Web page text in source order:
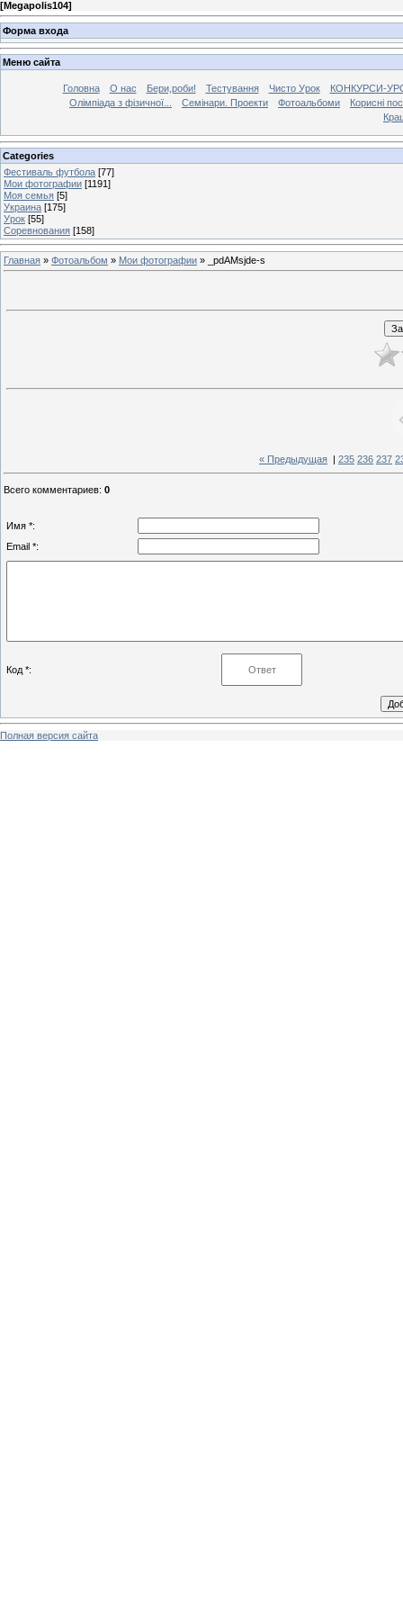
[Megapolis104]
Форма входа
Меню сайта
Головна О нас Бери,роби! Тестування Чисто Урок
КОНКУРСИ-
Олімпіада з фізичної...
Семінари. Проекти Фотоальбоми
Корисні
Categories
Фестиваль футбола [77]
Мои фотографии [1191]
Моя семья [5]
Украина [175]
Урок [55]
Соревнования [158]
Главная » Фотоальбом » Мои фотографии » _pdAMsjde-s
« Предыдущая 235 236 237
Всего комментариев: 0
Имя *:
Email *:
Код *:
Полная версия сайта